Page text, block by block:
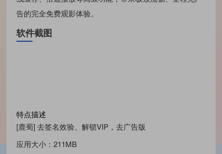
告的完全免费观影体验。
软件截图
特点描述
[鹿蜀] 去签名效验、解锁VIP，去广告版
应用大小：211MB